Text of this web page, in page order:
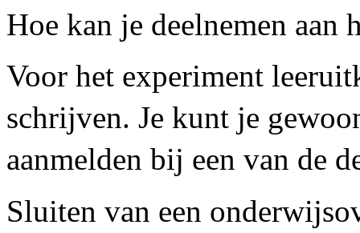
Hoe kan je deelnemen aan
Voor het experiment
schrijven. Je kunt je
aanmelden bij een van de
Sluiten van een